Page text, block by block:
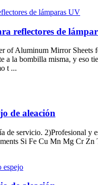
reflectores de
of Aluminum Mirror
a la bombilla misma, y ​​​​eso
t ...
de aleación
de servicio. 2)Profesional y
Si Fe Cu Mn Mg Cr Zn